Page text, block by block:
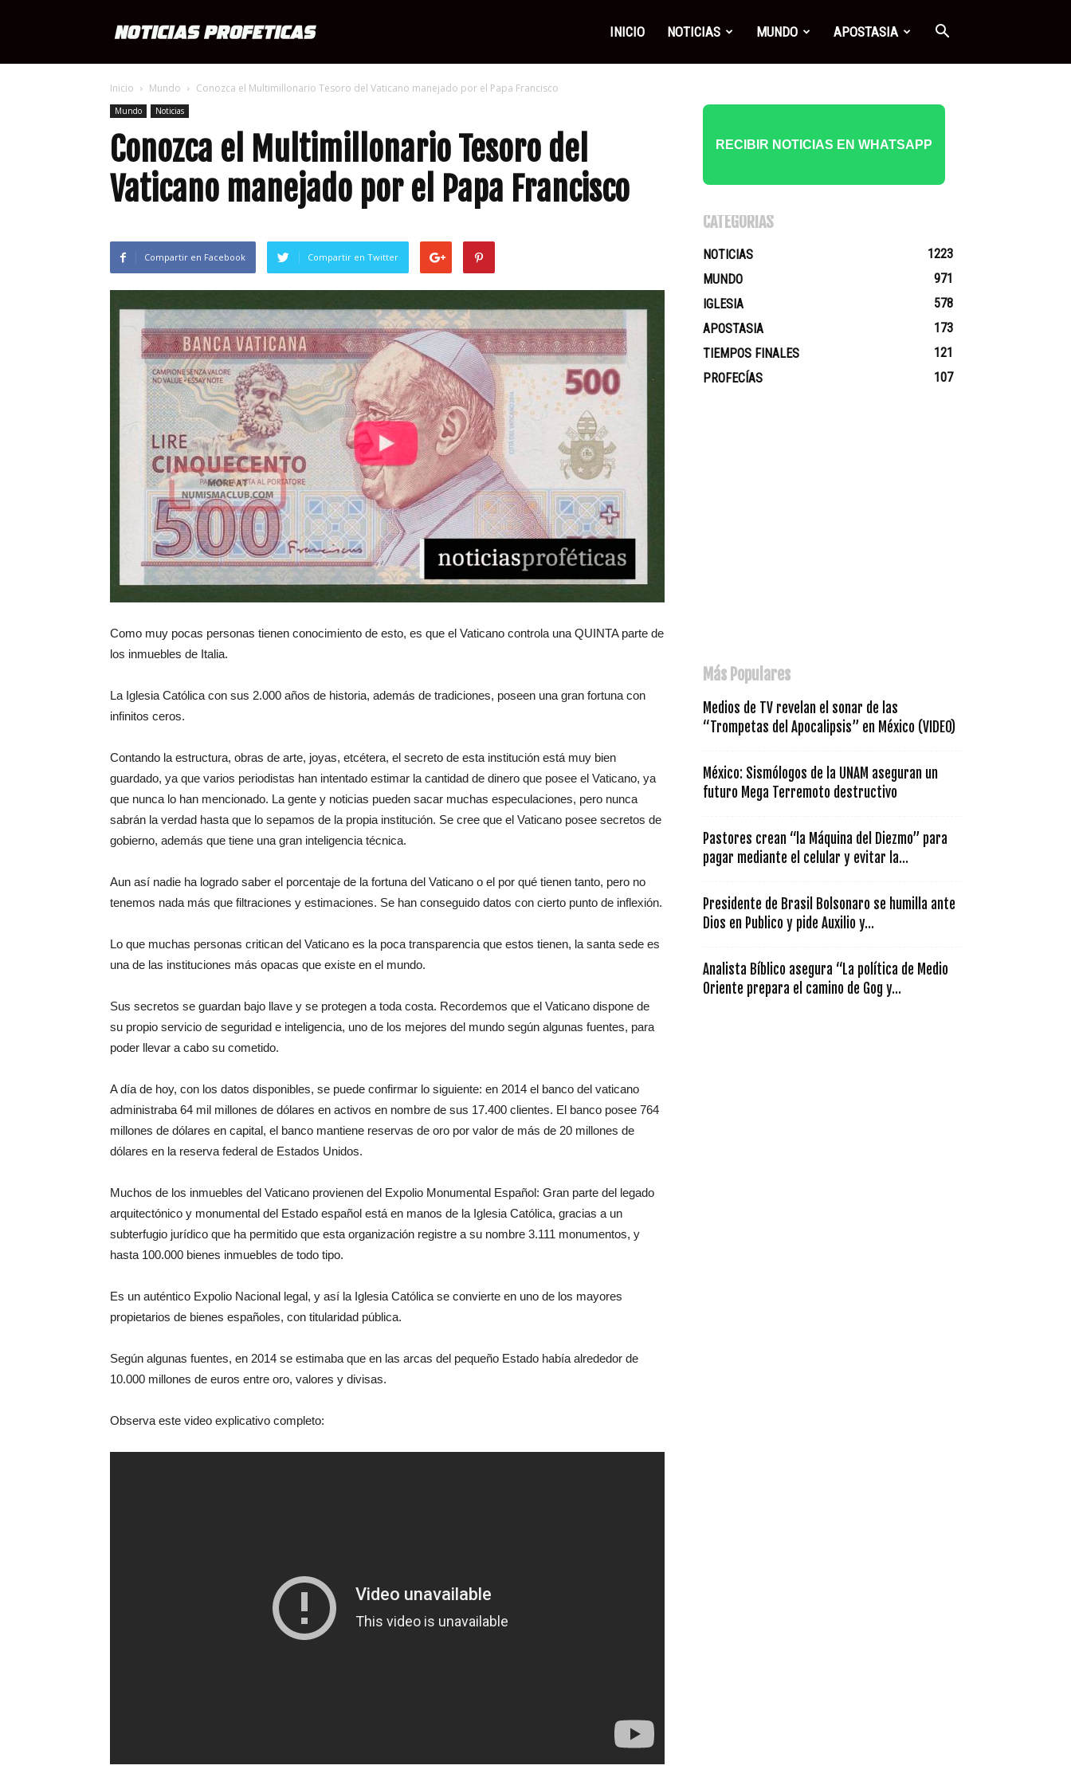
Proféticas
INICIO NOTICIAS MUNDO APOSTASIA
Inicio Mundo Conozca el Multimillonario Tesoro del Vaticano manejado por el Papa Francisco
Mundo Noticias
Conozca el Multimillonario Tesoro del
Vaticano manejado por el Papa Francisco
Compartir en Facebook Compartir en Twitter
Como muy pocas personas tienen conocimiento de esto, es que el Vaticano controla una QUINTA parte de
los inmuebles de Italia.
La Iglesia Católica con sus 2.000 años de historia, además de tradiciones, poseen una gran fortuna con
infinitos ceros.
Contando la estructura, obras de arte, joyas, etcétera, el secreto de esta institución está muy bien
guardado, ya que varios periodistas han intentado estimar la cantidad de dinero que posee el Vaticano, ya
que nunca lo han mencionado. La gente y noticias pueden sacar muchas especulaciones, pero nunca
sabrán la verdad hasta que lo sepamos de la propia institución. Se cree que el Vaticano posee secretos de
gobierno, además que tiene una gran inteligencia técnica.
Aun así nadie ha logrado saber el porcentaje de la fortuna del Vaticano o el por qué tienen tanto, pero no
tenemos nada más que filtraciones y estimaciones. Se han conseguido datos con cierto punto de inflexión.
Lo que muchas personas critican del Vaticano es la poca transparencia que estos tienen, la santa sede es
una de las instituciones más opacas que existe en el mundo.
Sus secretos se guardan bajo llave y se protegen a toda costa. Recordemos que el Vaticano dispone de
su propio servicio de seguridad e inteligencia, uno de los mejores del mundo según algunas fuentes, para
poder llevar a cabo su cometido.
A día de hoy, con los datos disponibles, se puede confirmar lo siguiente: en 2014 el banco del vaticano
administraba 64 mil millones de dólares en activos en nombre de sus 17.400 clientes. El banco posee 764
millones de dólares en capital, el banco mantiene reservas de oro por valor de más de 20 millones de
dólares en la reserva federal de Estados Unidos.
Muchos de los inmuebles del Vaticano provienen del Expolio Monumental Español: Gran parte del legado
arquitectónico y monumental del Estado español está en manos de la Iglesia Católica, gracias a un
subterfugio jurídico que ha permitido que esta organización registre a su nombre 3.111 monumentos, y
hasta 100.000 bienes inmuebles de todo tipo.
Es un auténtico Expolio Nacional legal, y así la Iglesia Católica se convierte en uno de los mayores
propietarios de bienes españoles, con titularidad pública.
Según algunas fuentes, en 2014 se estimaba que en las arcas del pequeño Estado había alrededor de
10.000 millones de euros entre oro, valores y divisas.
Observa este video explicativo completo:
RECIBIR NOTICIAS EN WHATSAPP
CATEGORÍAS
NOTICIAS
1223
MUNDO
971
IGLESIA
578
APOSTASIA
173
TIEMPOS FINALES
121
PROFECÍAS
107
Más Populares
Medios de TV revelan el sonar de las
“Trompetas del Apocalipsis” en México (VIDEO)
México: Sismólogos de la UNAM aseguran un
futuro Mega Terremoto destructivo
Pastores crean “la Máquina del Diezmo” para
pagar mediante el celular y evitar la...
Presidente de Brasil Bolsonaro se humilla ante
Dios en Publico y pide Auxilio y...
Analista Bíblico asegura “La política de Medio
Oriente prepara el camino de Gog y...